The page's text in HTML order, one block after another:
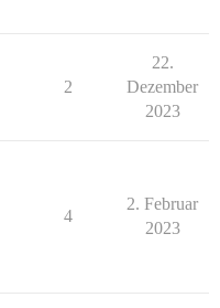
2
22.
Dezember
2023
4
2. Februar
2023